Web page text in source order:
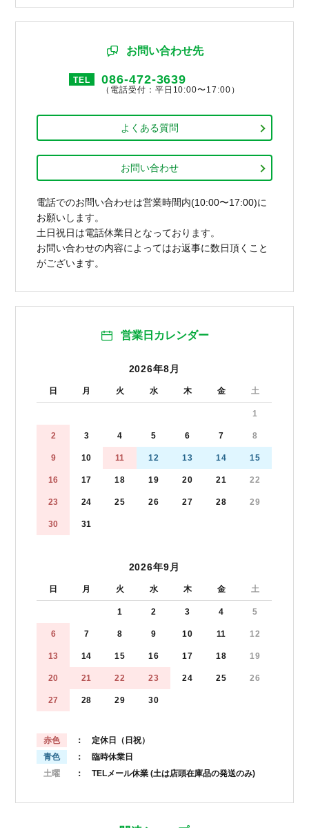
お問い合わせ先
TEL 086-472-3639
（電話受付：平日10:00〜17:00）
よくある質問
お問い合わせ
電話でのお問い合わせは営業時間内(10:00〜17:00)に
お願いします。
土日祝日は電話休業日となっております。
お問い合わせの内容によってはお返事に数日頂くこと
がございます。
営業日カレンダー
2026年8月
日 月 火 水 木 金 土
1
2 3 4 5 6 7 8
9 10 11 12 13 14 15
16 17 18 19 20 21 22
23 24 25 26 27 28 29
30 31
2026年9月
日 月 火 水 木 金 土
1 2 3 4 5
6 7 8 9 10 11 12
13 14 15 16 17 18 19
20 21 22 23 24 25 26
27 28 29 30
赤色
： 定休日（日祝）
青色
： 臨時休業日
土曜
： TELメール休業 (土は店頭在庫品の発送のみ)